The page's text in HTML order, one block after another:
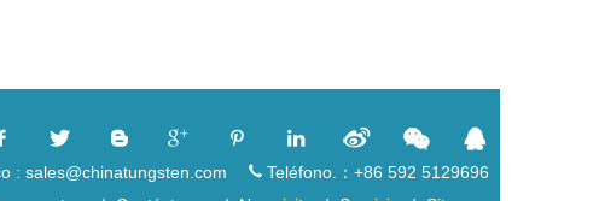
: sales@chinatungsten.com
Teléfono.：+86 592 5129696